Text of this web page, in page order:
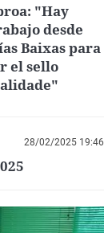
"Hay
desde
Baixas para
el sello
28/02/2025 19:46